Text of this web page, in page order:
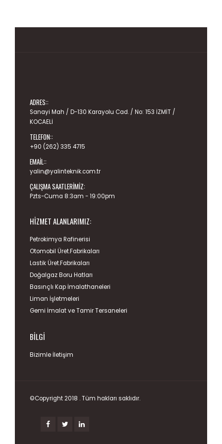
ADRES::
Sanayi Mah / D-130 Karayolu Cad. / No: 153 İZMİT /
KOCAELİ
TELEFON::
+90 (262) 335 4715
EMAIL::
yalin@yalinteknik.com.tr
ÇALIŞMA SAATLERIMIZ:
Pzts-Cuma 8:3am - 19:00pm
HIZMET ALANLARIMIZ:
Petrokimya Rafinerisi
Otomobil Üret.Fabrikaları
Lastik Üret.Fabrikaları
Doğalgaz Boru Hatları
Basınçlı Kap İmalathaneleri
Liman İşletmeleri
Gemi İmalat ve Tamir Tersaneleri
BILGI
Bizimle İletişim
©Copyright 2018 . Tüm hakları saklıdır.